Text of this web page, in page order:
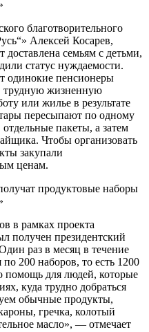
благотворительного
Алексей Косарев,
доставлена семьям с детьми,
статус нуждаемости.
одинокие пенсионеры
трудную жизненную
или жилье в результате
пересыпают по одному
пакеты, а затем
Чтобы организовать
закупали
ценам.
в рамках проекта
получен президентский
раз в месяц в течение
по 200 наборов, то есть 1200
помощь для людей, которые
куда трудно добраться
обычные продукты,
гречка, колотый
масло», — отмечает